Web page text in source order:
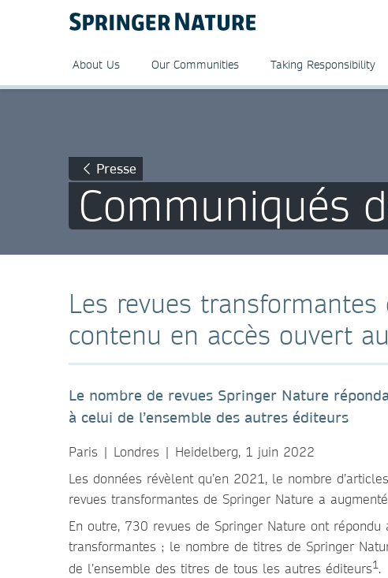
About Us Our Communities Taking Responsibility
Presse
Communiqués
Les revues
contenu en accès ouvert
Le nombre de revues Springer Nature
à celui de l’ensemble des autres éditeurs
Paris | Londres | Heidelberg, 1 juin 2022
Les données révèlent qu’en 2021, le nombre
revues transformantes de Springer Nature a
En outre, 730 revues de Springer Nature ont
transformantes ; le nombre de titres de Springer
de l’ensemble des titres de tous les autres éditeurs1.